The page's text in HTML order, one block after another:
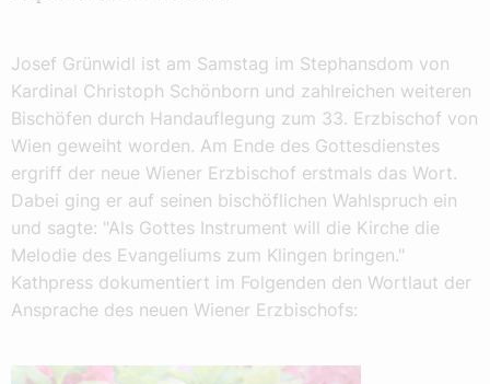
Josef Grünwidl ist am Samstag im Stephansdom von
Kardinal Christoph Schönborn und zahlreichen weiteren
Bischöfen durch Handauflegung zum 33. Erzbischof von
Wien geweiht worden. Am Ende des Gottesdienstes
ergriff der neue Wiener Erzbischof erstmals das Wort.
Dabei ging er auf seinen bischöflichen Wahlspruch ein
und sagte: "Als Gottes Instrument will die Kirche die
Melodie des Evangeliums zum Klingen bringen."
Kathpress dokumentiert im Folgenden den Wortlaut der
Ansprache des neuen Wiener Erzbischofs: